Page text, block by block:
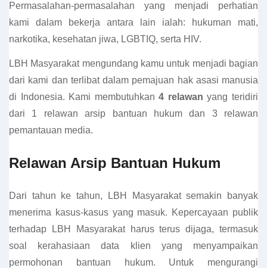
Permasalahan-permasalahan yang menjadi perhatian
kami dalam bekerja antara lain ialah: hukuman mati,
narkotika, kesehatan jiwa, LGBTIQ, serta HIV.
LBH Masyarakat mengundang kamu untuk menjadi bagian
dari kami dan terlibat dalam pemajuan hak asasi manusia
di Indonesia. Kami membutuhkan4 relawan yang teridiri
dari 1 relawan arsip bantuan hukum dan 3 relawan
pemantauan media.
Relawan Arsip Bantuan Hukum
Dari tahun ke tahun, LBH Masyarakat semakin banyak
menerima kasus-kasus yang masuk. Kepercayaan publik
terhadap LBH Masyarakat harus terus dijaga, termasuk
soal kerahasiaan data klien yang menyampaikan
permohonan bantuan hukum. Untuk mengurangi